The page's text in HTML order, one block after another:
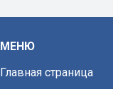
МЕНЮ
Главная страница